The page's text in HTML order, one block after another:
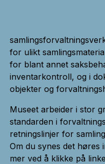
for ulikt
for blant annet
inventarkontroll, og i
objekter og
Museet arbeider i stor
standarden i
retningslinjer for
Om du synes det høres
mer ved å klikke på